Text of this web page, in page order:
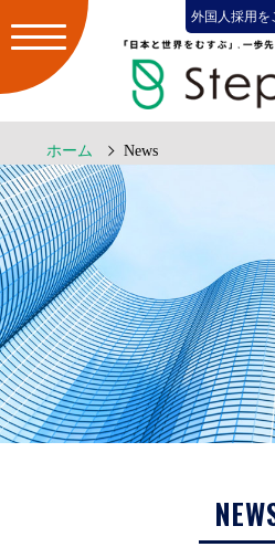
外国人採用を
ホーム News